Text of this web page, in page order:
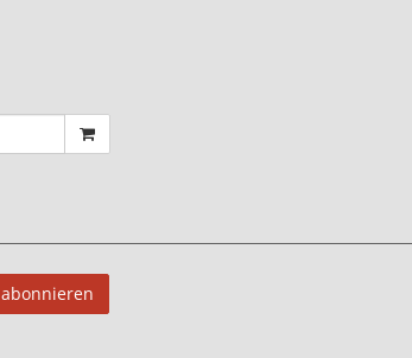
abonnieren